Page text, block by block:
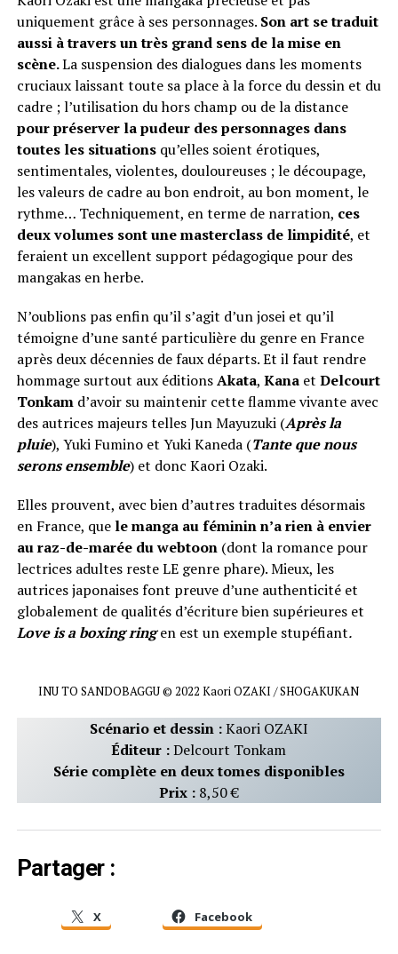
uniquement grâce à ses personnages. Son art se traduit
aussi à travers un très grand sens de la mise en
scène.La suspension des dialogues dans les moments
cruciaux laissant toute sa place à la force du dessin et du
cadre ; l’utilisation du hors champ ou de la distance
pour préserver la pudeur des personnages dans
toutes les situations qu’elles soient érotiques,
sentimentales, violentes, douloureuses ; le découpage,
les valeurs de cadre au bon endroit, au bon moment, le
rythme… Techniquement, en terme de narration, ces
deux volumes sont une masterclass de limpidité, et
feraient un excellent support pédagogique pour des
mangakas en herbe.
N’oublions pas enfin qu’il s’agit d’un josei et qu’il
témoigne d’une santé particulière du genre en France
après deux décennies de faux départs. Et il faut rendre
hommage surtout aux éditionsAkata, Kanaet Delcourt
Tonkamd’avoir su maintenir cette flamme vivante avec
des autrices majeurs telles Jun Mayuzuki (Après la
pluie), Yuki Fumino et Yuki Kaneda (Tante que nous
serons ensemble) et donc Kaori Ozaki.
Elles prouvent, avec bien d’autres traduites désormais
en France, que le manga au féminin n’a rien à envier
au raz-de-marée du webtoon(dont la romance pour
lectrices adultes reste LE genre phare). Mieux, les
autrices japonaises font preuve d’une authenticité et
globalement de qualités d’écriture bien supérieures et
Love is a boxing ring en est un exemple stupéfiant.
INU TO SANDOBAGGU © 2022 Kaori OZAKI / SHOGAKUKAN
Scénario et dessin :Kaori OZAKI
Éditeur :Delcourt Tonkam
Série complète en deux tomes disponibles
Prix :8,50 €
Partager :
X Facebook